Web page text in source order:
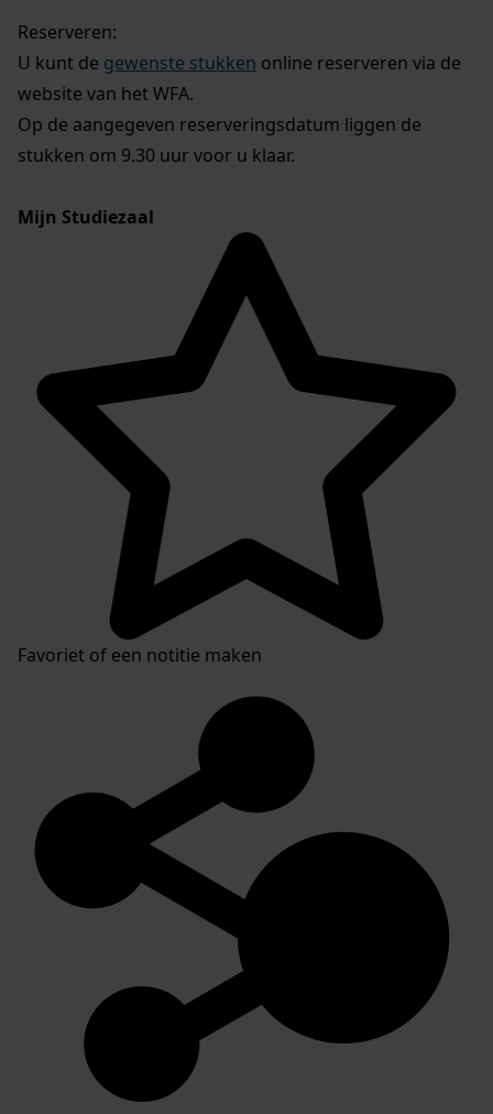
Reserveren:
U kunt de gewenste stukken online reserveren via de
website van het WFA.
Op de aangegeven reserveringsdatum liggen de
stukken om 9.30 uur voor u klaar.
Mijn Studiezaal
Favoriet of een notitie maken